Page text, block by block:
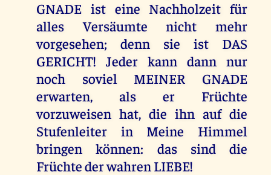
GNADE ist eine Nachholzeit für
alles Versäumte nicht mehr
vorgesehen; denn sie ist DAS
GERICHT! Jeder kann dann nur
noch soviel MEINER GNADE
erwarten, als er Früchte
vorzuweisen hat, die ihn auf die
Stufenleiter in Meine Himmel
bringen können: das sind die
Früchte der wahren LIEBE!